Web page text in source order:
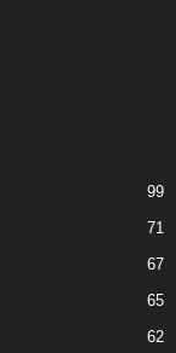
99
71
67
65
62